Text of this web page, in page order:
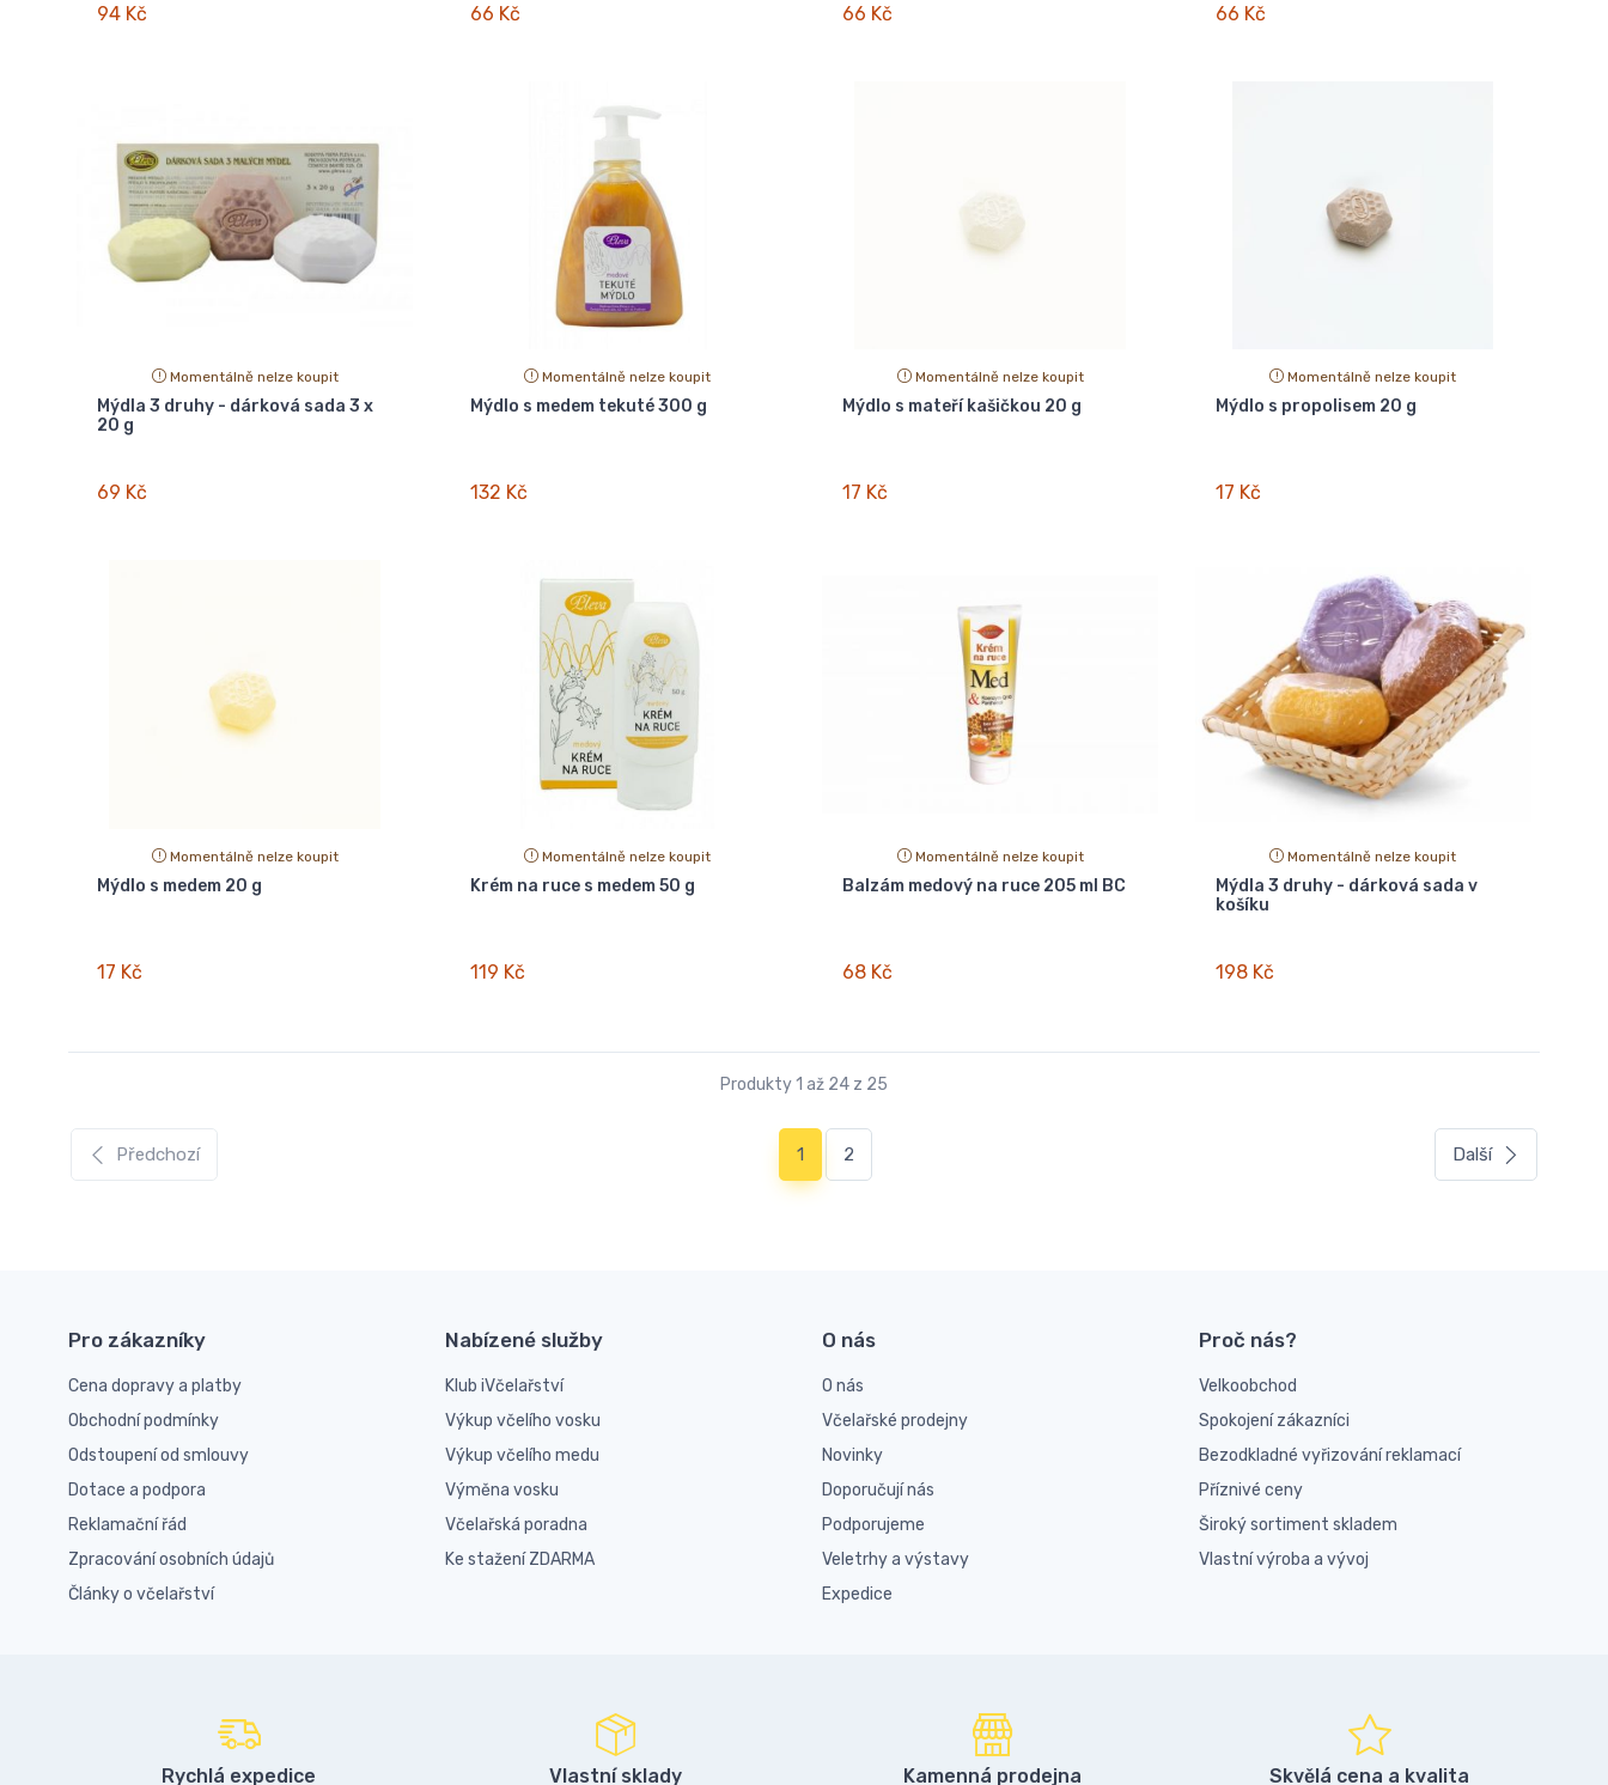
94 Kč 66 Kč 66 Kč 66 Kč
Momentálně nelze koupit
Mýdla 3 druhy - dárková sada 3 x
20 g
69 Kč
Momentálně nelze koupit
Mýdlo s medem tekuté 300 g
132 Kč
Momentálně nelze koupit
Mýdlo s mateří kašičkou 20 g
17 Kč
Momentálně nelze koupit
Mýdlo s propolisem 20 g
17 Kč
Momentálně nelze koupit
Mýdlo s medem 20 g
17 Kč
Momentálně nelze koupit
Krém na ruce s medem 50 g
119 Kč
Momentálně nelze koupit
Balzám medový na ruce 205 ml BC
68 Kč
Momentálně nelze koupit
Mýdla 3 druhy - dárková sada v
košíku
198 Kč
Produkty 1 až 24 z 25
Předchozí 1(current)
2 Další
Pro zákazníky
Cena dopravy a platby
Obchodní podmínky
Odstoupení od smlouvy
Dotace a podpora
Reklamační řád
Zpracování osobních údajů
Články o včelařství
Nabízené služby
Klub iVčelařství
Výkup včelího vosku
Výkup včelího medu
Výměna vosku
Včelařská poradna
Ke stažení ZDARMA
O nás
O nás
Včelařské prodejny
Novinky
Doporučují nás
Podporujeme
Veletrhy a výstavy
Expedice
Proč nás?
Velkoobchod
Spokojení zákazníci
Bezodkladné vyřizování reklamací
Příznivé ceny
Široký sortiment skladem
Vlastní výroba a vývoj
Rychlá expedice Vlastní sklady Kamenná prodejna Skvělá cena a kvalita